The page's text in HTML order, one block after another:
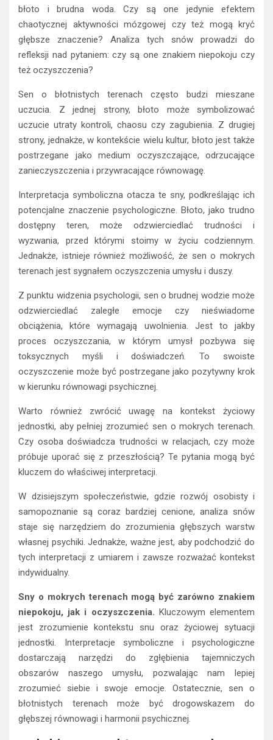
błoto i brudna woda. Czy są one jedynie efektem
chaotycznej aktywności mózgowej czy też mogą kryć
głębsze znaczenie? Analiza tych snów prowadzi do
refleksji nad pytaniem: czy są one znakiem niepokoju czy
też oczyszczenia?
Sen o błotnistych terenach często budzi mieszane
uczucia. Z jednej strony, błoto może symbolizować
uczucie utraty kontroli, chaosu czy zagubienia. Z drugiej
strony, jednakże, w kontekście wielu kultur, błoto jest także
postrzegane jako medium oczyszczające, odrzucające
zanieczyszczenia i przywracające równowagę.
Interpretacja symboliczna otacza te sny, podkreślając ich
potencjalne znaczenie psychologiczne. Błoto, jako trudno
dostępny teren, może odzwierciedlać trudności i
wyzwania, przed którymi stoimy w życiu codziennym.
Jednakże, istnieje również możliwość, że sen o mokrych
terenach jest sygnałem oczyszczenia umysłu i duszy.
Z punktu widzenia psychologii, sen o brudnej wodzie może
odzwierciedlać zaległe emocje czy nieświadome
obciążenia, które wymagają uwolnienia. Jest to jakby
proces oczyszczania, w którym umysł pozbywa się
toksycznych myśli i doświadczeń. To swoiste
oczyszczenie może być postrzegane jako pozytywny krok
w kierunku równowagi psychicznej.
Warto również zwrócić uwagę na kontekst życiowy
jednostki, aby pełniej zrozumieć sen o mokrych terenach.
Czy osoba doświadcza trudności w relacjach, czy może
próbuje uporać się z przeszłością? Te pytania mogą być
kluczem do właściwej interpretacji.
W dzisiejszym społeczeństwie, gdzie rozwój osobisty i
samopoznanie są coraz bardziej cenione, analiza snów
staje się narzędziem do zrozumienia głębszych warstw
własnej psychiki. Jednakże, ważne jest, aby podchodzić do
tych interpretacji z umiarem i zawsze rozważać kontekst
indywidualny.
Sny o mokrych terenach mogą być zarówno znakiem
niepokoju, jak i oczyszczenia. Kluczowym elementem
jest zrozumienie kontekstu snu oraz życiowej sytuacji
jednostki. Interpretacje symboliczne i psychologiczne
dostarczają narzędzi do zgłębienia tajemniczych
obszarów naszego umysłu, pozwalając nam lepiej
zrozumieć siebie i swoje emocje. Ostatecznie, sen o
błotnistych terenach może być drogowskazem do
głębszej równowagi i harmonii psychicznej.